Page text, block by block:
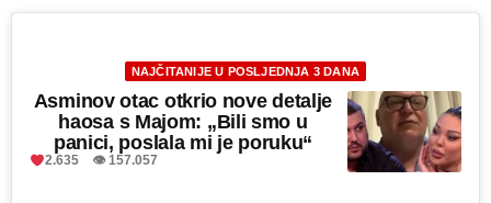
NAJČITANIJE U POSLJEDNJA 3 DANA
Asminov otac otkrio nove detalje
haosa s Majom: „Bili smo u
panici, poslala mi je poruku“
2.635 👁 157.057